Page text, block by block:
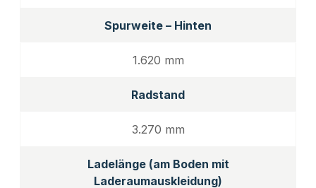
Spurweite – Hinten
1.620 mm
Radstand
3.270 mm
Ladelänge (am Boden mit
Laderaumauskleidung)